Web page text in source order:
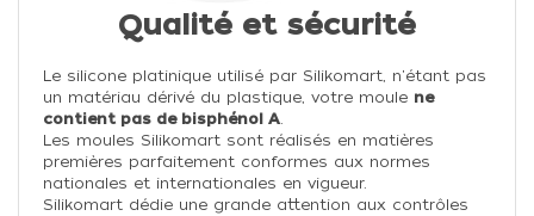
Qualité et sécurité
Le silicone platinique utilisé par Silikomart, n'étant pas
un matériau dérivé du plastique, votre moule ne
contient pas de bisphénol A.
Les moules Silikomart sont réalisés en matières
premières parfaitement conformes aux normes
nationales et internationales en vigueur.
Silikomart dédie une grande attention aux contrôles